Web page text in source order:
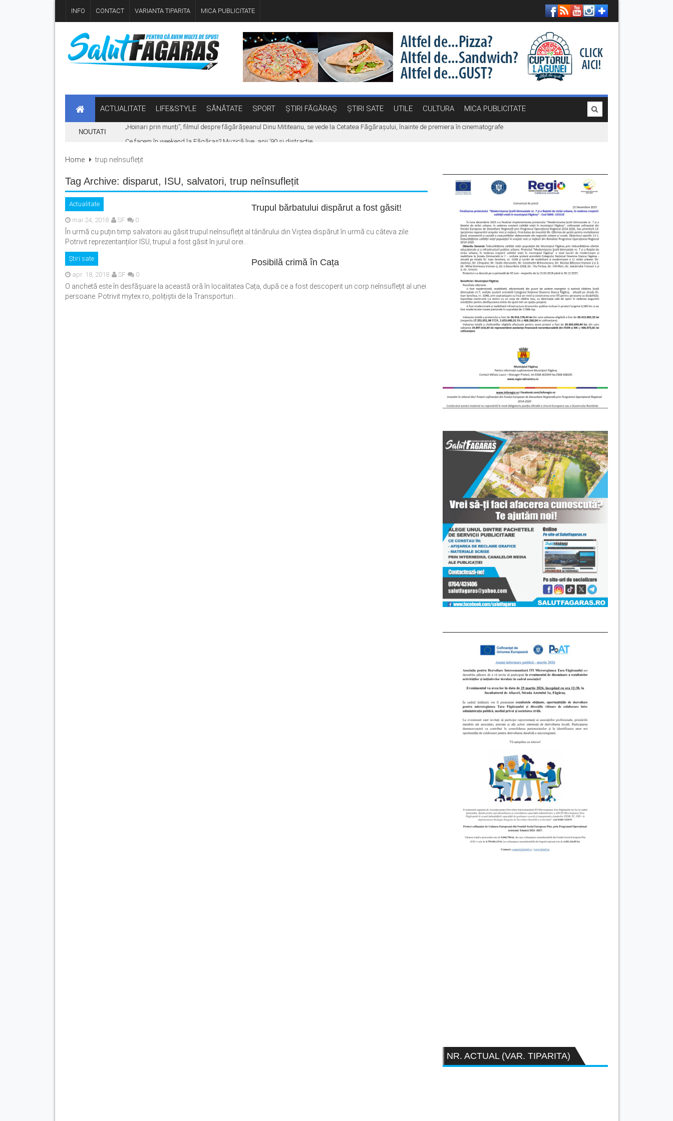
INFO CONTACT VARIANTA TIPARITA MICA PUBLICITATE
ACTUALITATE LIFE&STYLE SĂNĂTATE SPORT ȘTIRI FĂGĂRAȘ ȘTIRI SATE UTILE CULTURA MICA PUBLICITATE
NOUTATI
„Hoinari prin munți”, filmul despre făgărășeanul Dinu Mititeanu, se vede la Cetatea Făgărașului, înainte de premiera în cinematografe
Ce facem în weekend la Făgăraș? Muzică live, anii ’90 și distracție
Fonduri europene pentru tinerii din Făgăraș. Eveniment dedicat celor care vor să își transforme ideile în proiecte
Vreme extremă în zona Făgărașului: caniculă, vijelii și averse torențiale
Home trup neînsuflețit
Tag Archive: disparut, ISU, salvatori, trup neînsuflețit
Actualitate Trupul bărbatului dispărut a fost găsit!
mai 24, 2018 SF 0
În urmă cu puțin timp salvatorii au găsit trupul neînsuflețit al tânărului din Viștea dispărut în urmă cu câteva zile.
Potrivit reprezentanților ISU, trupul a fost găsit în jurul orei...
Știri sate Posibilă crimă în Cața
apr. 18, 2018 SF 0
O anchetă este în desfășuare la această oră în localitatea Cața, după ce a fost descoperit un corp neînsuflețit al unei
persoane. Potrivit mytex.ro, polițiștii de la Transporturi...
NR. ACTUAL (VAR. TIPARITA)